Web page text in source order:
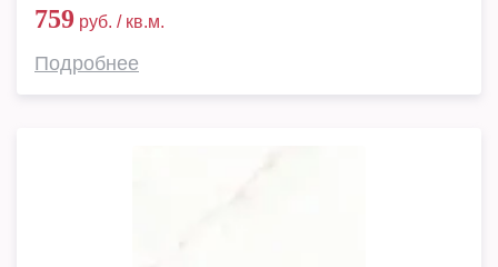
759 руб. / кв.м.
Подробнее